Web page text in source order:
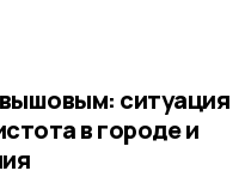
ситуация
в городе и